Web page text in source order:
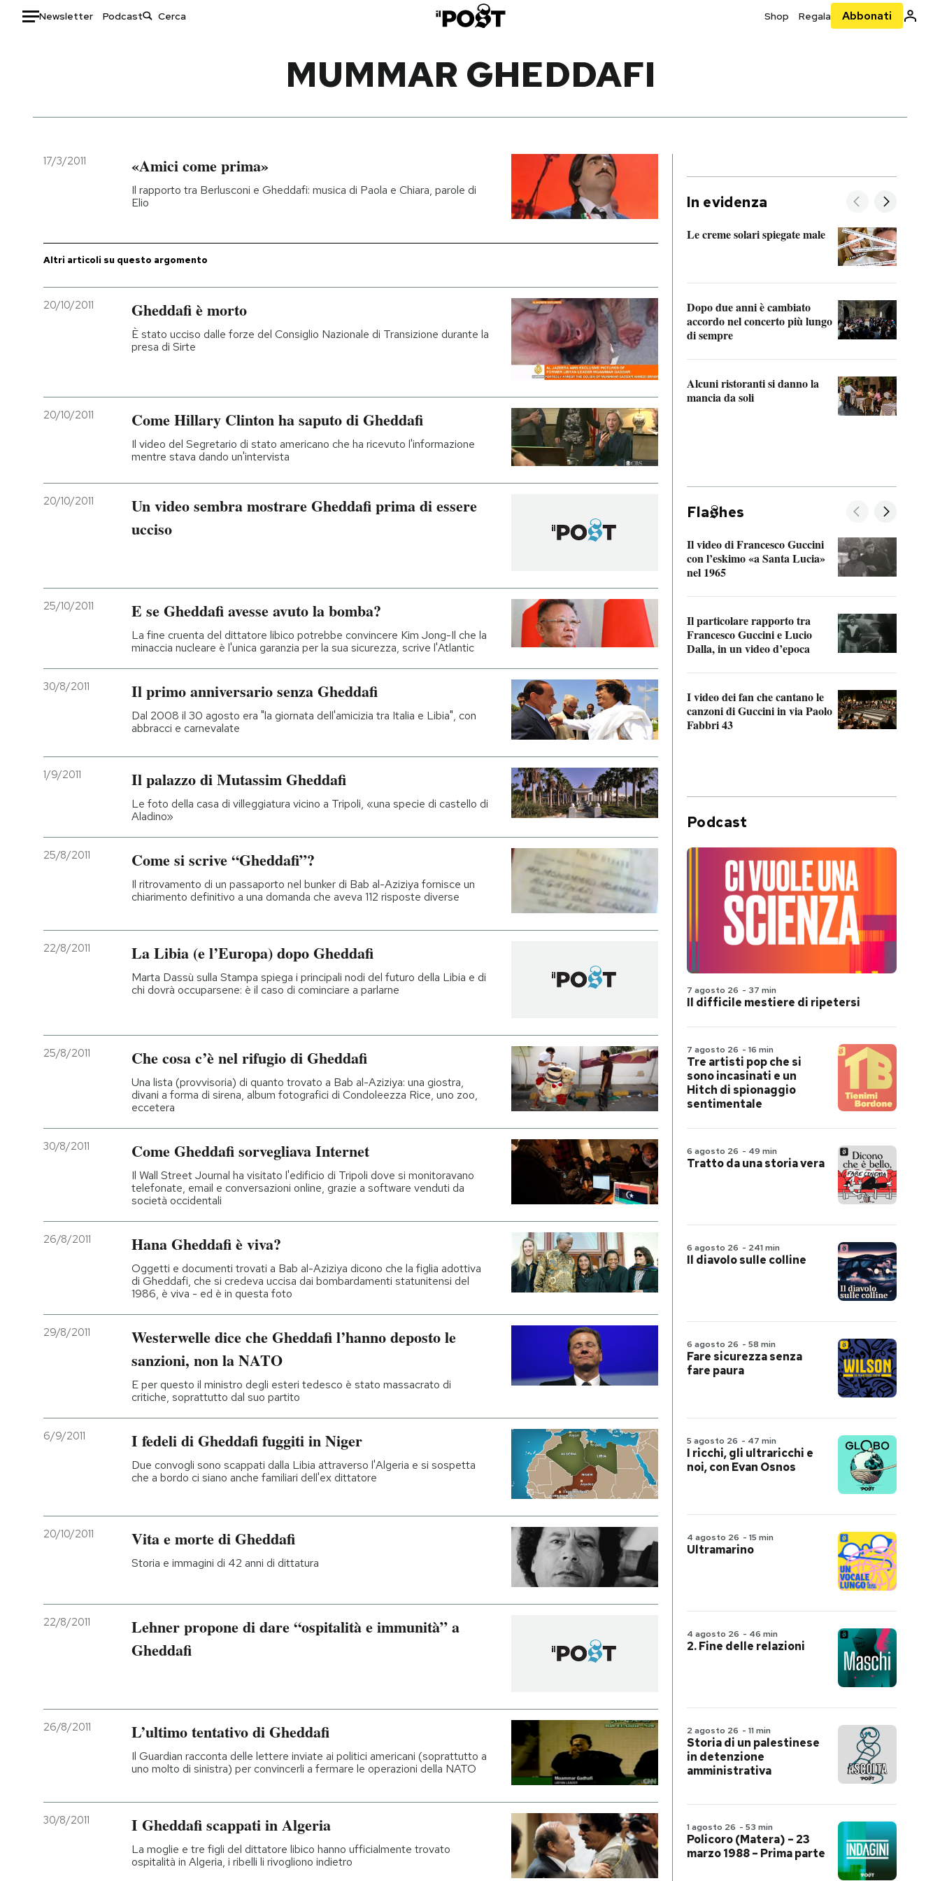
Newsletter Podcast Shop Regala Abbonati
Italia
Politica
Economia
Moda
Storie/Idee
Ok Boomer!
Altrecose
SHOP
Entra
MUMMAR GHEDDAFI
17/3/2011 «Amici come prima»
Il rapporto tra Berlusconi e Gheddafi: musica di Paola e Chiara, parole di
Elio
Altri articoli su questo argomento
20/10/2011 Gheddafi è morto
È stato ucciso dalle forze del Consiglio Nazionale di Transizione durante la
presa di Sirte
20/10/2011 Come Hillary Clinton ha saputo di Gheddafi
Il video del Segretario di stato americano che ha ricevuto l'informazione
mentre stava dando un'intervista
20/10/2011
Un video sembra mostrare Gheddafi prima di essere
ucciso
25/10/2011 E se Gheddafi avesse avuto la bomba?
La fine cruenta del dittatore libico potrebbe convincere Kim Jong-Il che la
minaccia nucleare è l'unica garanzia per la sua sicurezza, scrive l'Atlantic
30/8/2011 Il primo anniversario senza Gheddafi
Dal 2008 il 30 agosto era "la giornata dell'amicizia tra Italia e Libia", con
abbracci e carnevalate
1/9/2011 Il palazzo di Mutassim Gheddafi
Le foto della casa di villeggiatura vicino a Tripoli, «una specie di castello di
Aladino»
25/8/2011 Come si scrive “Gheddafi”?
Il ritrovamento di un passaporto nel bunker di Bab al-Aziziya fornisce un
chiarimento definitivo a una domanda che aveva 112 risposte diverse
22/8/2011 La Libia (e l’Europa) dopo Gheddafi
Marta Dassù sulla Stampa spiega i principali nodi del futuro della Libia e di
chi dovrà occuparsene: è il caso di cominciare a parlarne
25/8/2011 Che cosa c’è nel rifugio di Gheddafi
Una lista (provvisoria) di quanto trovato a Bab al-Aziziya: una giostra,
divani a forma di sirena, album fotografici di Condoleezza Rice, uno zoo,
eccetera
30/8/2011 Come Gheddafi sorvegliava Internet
Il Wall Street Journal ha visitato l'edificio di Tripoli dove si monitoravano
telefonate, email e conversazioni online, grazie a software venduti da
società occidentali
26/8/2011 Hana Gheddafi è viva?
Oggetti e documenti trovati a Bab al-Aziziya dicono che la figlia adottiva
di Gheddafi, che si credeva uccisa dai bombardamenti statunitensi del
1986, è viva - ed è in questa foto
29/8/2011
Westerwelle dice che Gheddafi l’hanno deposto le
sanzioni, non la NATO
E per questo il ministro degli esteri tedesco è stato massacrato di
critiche, soprattutto dal suo partito
6/9/2011 I fedeli di Gheddafi fuggiti in Niger
Due convogli sono scappati dalla Libia attraverso l'Algeria e si sospetta
che a bordo ci siano anche familiari dell'ex dittatore
20/10/2011 Vita e morte di Gheddafi
Storia e immagini di 42 anni di dittatura
22/8/2011
Lehner propone di dare “ospitalità e immunità” a
Gheddafi
26/8/2011 L’ultimo tentativo di Gheddafi
Il Guardian racconta delle lettere inviate ai politici americani (soprattutto a
uno molto di sinistra) per convincerli a fermare le operazioni della NATO
30/8/2011 I Gheddafi scappati in Algeria
La moglie e tre figli del dittatore libico hanno ufficialmente trovato
ospitalità in Algeria, i ribelli li rivogliono indietro
In evidenza
Le creme solari spiegate male
Dopo due anni è cambiato
accordo nel concerto più lungo
di sempre
Alcuni ristoranti si danno la
mancia da soli
Fla hes
Il video di Francesco Guccini
con l’eskimo «a Santa Lucia»
nel 1965
Il particolare rapporto tra
Francesco Guccini e Lucio
Dalla, in un video d’epoca
I video dei fan che cantano le
canzoni di Guccini in via Paolo
Fabbri 43
Podcast
7 agosto 26 - 37 min
Il difficile mestiere di ripetersi
7 agosto 26 - 16 min
Tre artisti pop che si
sono incasinati e un
Hitch di spionaggio
sentimentale
6 agosto 26 - 49 min
Tratto da una storia vera
6 agosto 26 - 241 min
Il diavolo sulle colline
6 agosto 26 - 58 min
Fare sicurezza senza
fare paura
5 agosto 26 - 47 min
I ricchi, gli ultraricchi e
noi, con Evan Osnos
4 agosto 26 - 15 min
Ultramarino
4 agosto 26 - 46 min
2. Fine delle relazioni
2 agosto 26 - 11 min
Storia di un palestinese
in detenzione
amministrativa
1 agosto 26 - 53 min
Policoro (Matera) – 23
marzo 1988 – Prima parte